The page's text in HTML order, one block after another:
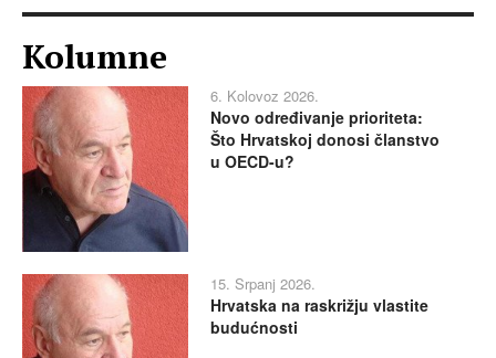
Kolumne
6. Kolovoz 2026.
Novo određivanje prioriteta:
Što Hrvatskoj donosi članstvo
u OECD-u?
15. Srpanj 2026.
Hrvatska na raskrižju vlastite
budućnosti